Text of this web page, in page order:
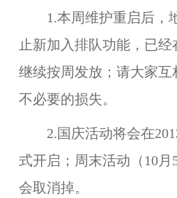
1.本周维护重启后，
止新加入排队功能，已经
继续按周发放；请大家互
不必要的损失。
2. 国庆活动将会在
式开启；周末活动（10月
会取消掉。